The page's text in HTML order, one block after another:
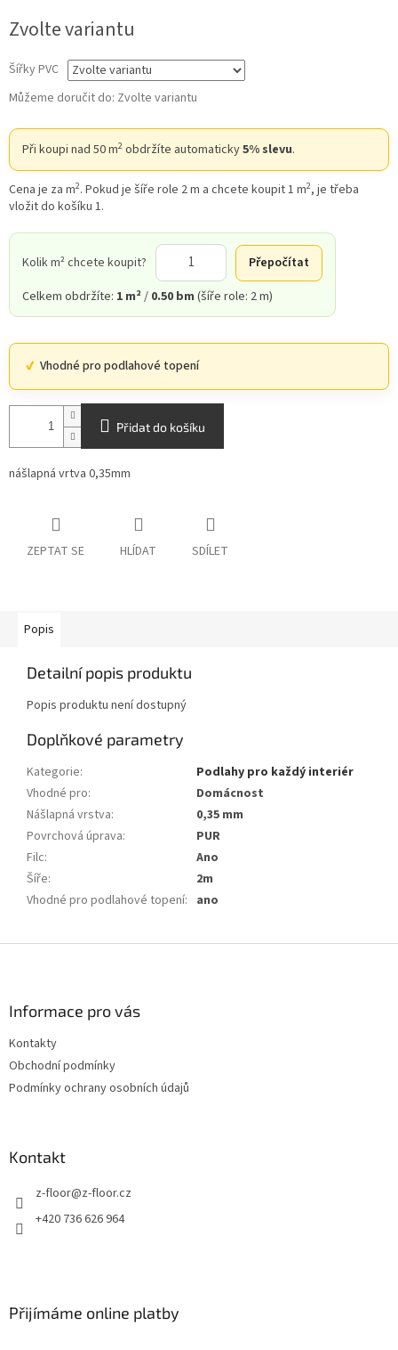
cena:
Zvolte variantu
Šířky PVC
Můžeme doručit do: Zvolte variantu
Při koupi nad 50 m2 obdržíte automaticky5% slevu.
Cena je za m2. Pokud je šíře role 2 m a chcete koupit 1 m2, je třeba
vložit do košíku 1.
Kolik m² chcete koupit?
Přepočítat
Celkem obdržíte: 1 m²/ 0.50 bm (šíře role: 2 m)
Vhodné pro podlahové topení
Přidat do košíku
nášlapná vrtva 0,35mm
ZEPTAT SE HLÍDAT SDÍLET
Popis
Detailní popis produktu
Popis produktu není dostupný
Doplňkové parametry
Kategorie:
Podlahy pro každý interiér
Vhodné pro:
Domácnost
Nášlapná vrstva:
0,35 mm
Povrchová úprava:
PUR
Filc:
Ano
Šíře:
2m
Vhodné pro podlahové topení: ano
Informace pro vás
Kontakty
Obchodní podmínky
Podmínky ochrany osobních údajů
Kontakt
z-floor@z-floor.cz
+420 736 626 964
Přijímáme online platby